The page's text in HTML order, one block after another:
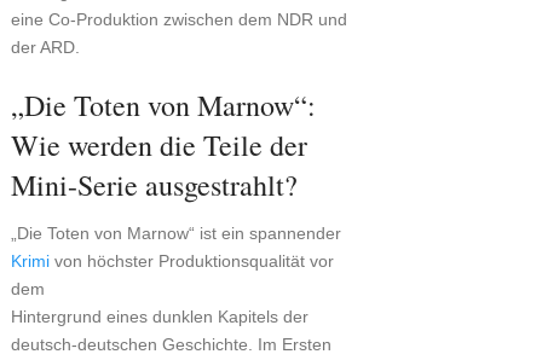
eine Co-Produktion zwischen dem NDR und
der ARD.
„Die Toten von Marnow“:
Wie werden die Teile der
Mini-Serie ausgestrahlt?
„Die Toten von Marnow“ ist ein spannender
Krimivon höchster Produktionsqualität vor
dem
Hintergrund eines dunklen Kapitels der
deutsch-deutschen Geschichte. Im Ersten